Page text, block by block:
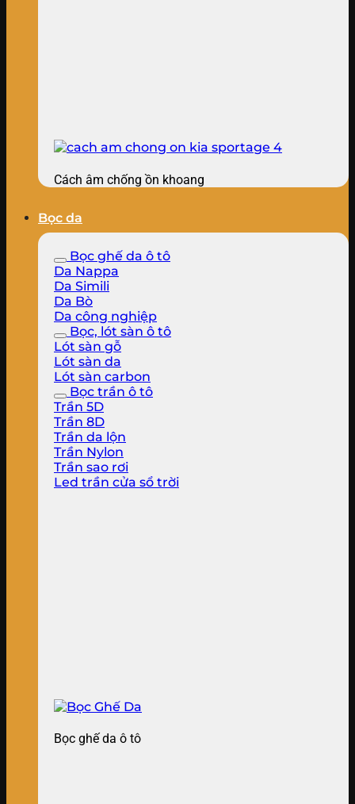
Cách âm chống ồn khoang
Bọc da
Bọc ghế da ô tô
Da Nappa
Da Simili
Da Bò
Da công nghiệp
Bọc, lót sàn ô tô
Lót sàn gỗ
Lót sàn da
Lót sàn carbon
Bọc trần ô tô
Trần 5D
Trần 8D
Trần da lộn
Trần Nylon
Trần sao rơi
Led trần cửa sổ trời
Bọc ghế da ô tô